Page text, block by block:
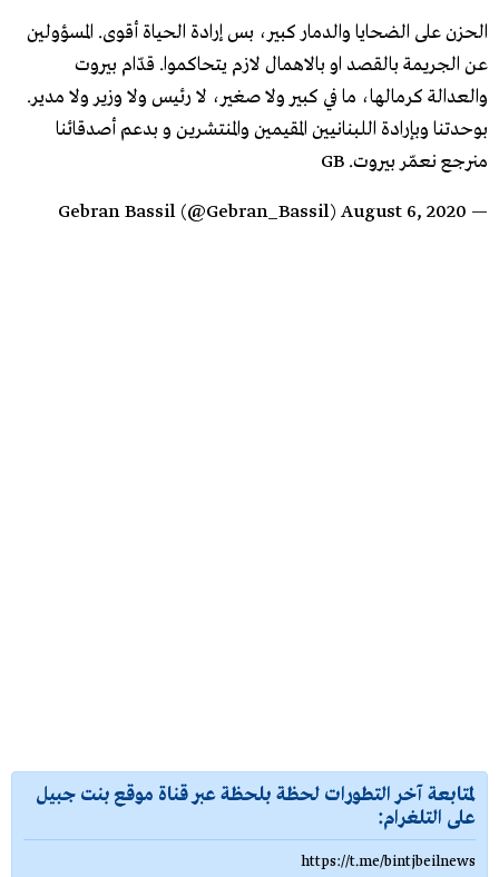
الحزن على الضحايا والدمار كبير، بس إرادة الحياة أقوى. المسؤولين
عن الجريمة بالقصد او بالاهمال لازم يتحاكموا. قدّام بيروت
والعدالة كرمالها، ما في كبير ولا صغير، لا رئيس ولا وزير ولا مدير.
بوحدتنا وبإرادة اللبنانيين المقيمين والمنتشرين و بدعم أصدقائنا
منرجع نعمّر بيروت. GB
— Gebran Bassil (@Gebran_Bassil)
August 6, 2020
لمتابعة آخر التطورات لحظة بلحظة عبر قناة موقع بنت جبيل
على التلغرام:
https://t.me/bintjbeilnews